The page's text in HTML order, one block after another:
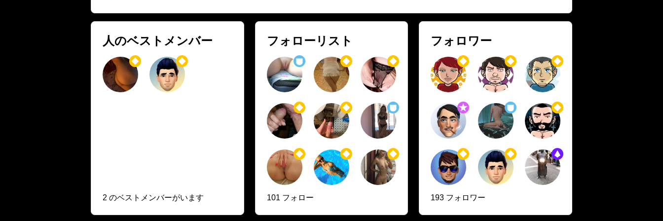
人のベストメンバー
2 のベストメンバーがいます
フォローリスト
101 フォロー
フォロワー
193 フォロワー